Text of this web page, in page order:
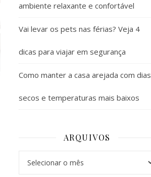
ambiente relaxante e confortável
Vai levar os pets nas férias? Veja 4
dicas para viajar em segurança
Como manter a casa arejada com dias
secos e temperaturas mais baixos
ARQUIVOS